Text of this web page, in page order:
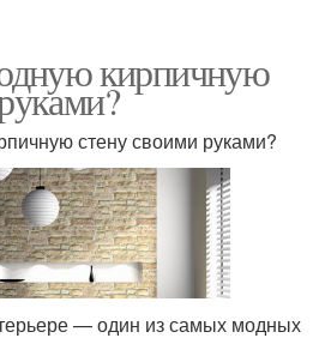
кирпичную
стену своими руками?
— один из самых модных